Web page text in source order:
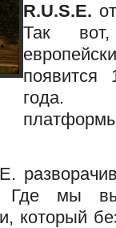
R.U.S.E.
Так
появится
года.
Где мы
который